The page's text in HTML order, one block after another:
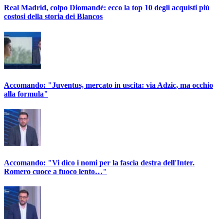
Real Madrid, colpo Diomandé: ecco la top 10 degli acquisti più
costosi della storia dei Blancos
Accomando: "Juventus, mercato in uscita: via Adzic, ma occhio
alla formula"
Accomando: "Vi dico i nomi per la fascia destra dell'Inter.
Romero cuoce a fuoco lento…"